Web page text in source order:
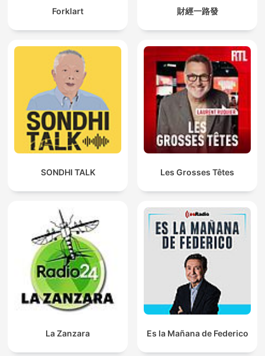
Forklart 財經一路發
SONDHI TALK Les Grosses Têtes
La Zanzara Es la Mañana de Federico